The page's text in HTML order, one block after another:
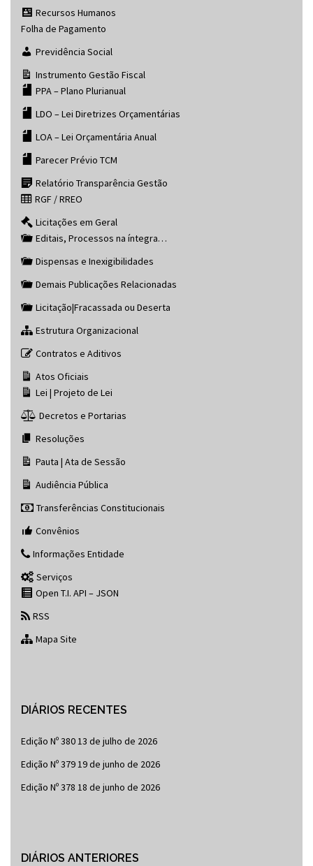
Recursos Humanos
Folha de Pagamento
Previdência Social
Instrumento Gestão Fiscal
PPA – Plano Plurianual
LDO – Lei Diretrizes Orçamentárias
LOA – Lei Orçamentária Anual
Parecer Prévio TCM
Relatório Transparência Gestão
RGF / RREO
Licitações em Geral
Editais, Processos na íntegra…
Dispensas e Inexigibilidades
Demais Publicações Relacionadas
Licitação|Fracassada ou Deserta
Estrutura Organizacional
Contratos e Aditivos
Atos Oficiais
Lei | Projeto de Lei
Decretos e Portarias
Resoluções
Pauta | Ata de Sessão
Audiência Pública
Transferências Constitucionais
Convênios
Informações Entidade
Serviços
Open T.I. API – JSON
RSS
Mapa Site
DIÁRIOS RECENTES
Edição Nº 38013 de julho de 2026
Edição Nº 37919 de junho de 2026
Edição Nº 378 18 de junho de 2026
DIÁRIOS ANTERIORES